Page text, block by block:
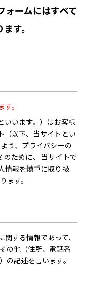
ォームにはすべて
す。
。
いいます。）はお客様
（以下、当サイトとい
う、プライバシーの
のために、 当サイトで
情報を慎重に取り扱
ます。
する情報であって、
の他（住所、電話番
の記述を言います。